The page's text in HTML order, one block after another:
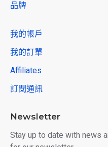
品牌
我的帳戶
我的訂單
Affiliates
訂閱通訊
Newsletter
Stay up to date with news